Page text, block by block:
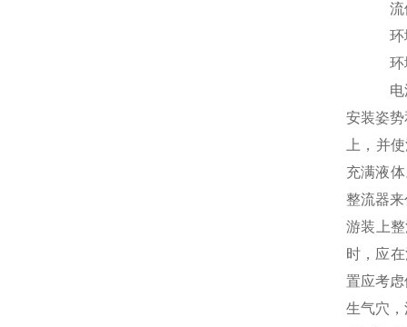
流
环
环
安装姿
上，并
充满液
整流器
游装上
时，应
置应考
生气穴